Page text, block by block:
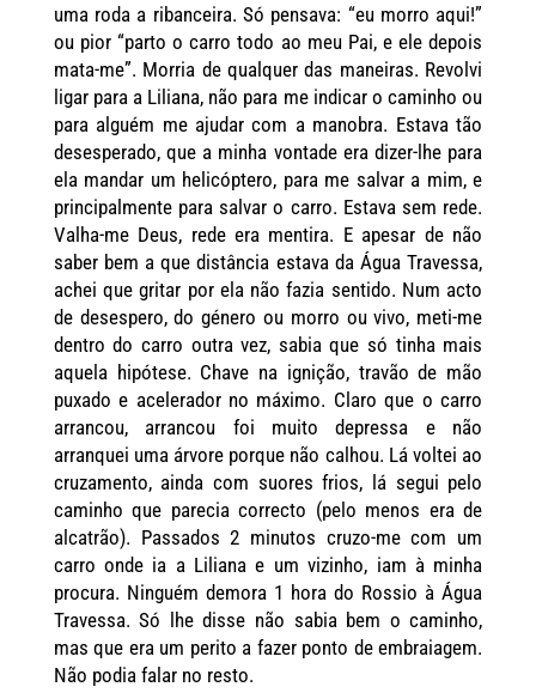
uma roda a ribanceira. Só pensava: “eu morro aqui!”
ou pior “parto o carro todo ao meu Pai, e ele depois
mata-me”. Morria de qualquer das maneiras. Revolvi
ligar para a Liliana, não para me indicar o caminho ou
para alguém me ajudar com a manobra. Estava tão
desesperado, que a minha vontade era dizer-lhe para
ela mandar um helicóptero, para me salvar a mim, e
principalmente para salvar o carro. Estava sem rede.
Valha-me Deus, rede era mentira. E apesar de não
saber bem a que distância estava da Água Travessa,
achei que gritar por ela não fazia sentido. Num acto
de desespero, do género ou morro ou vivo, meti-me
dentro do carro outra vez, sabia que só tinha mais
aquela hipótese. Chave na ignição, travão de mão
puxado e acelerador no máximo. Claro que o carro
arrancou, arrancou foi muito depressa e não
arranquei uma árvore porque não calhou. Lá voltei ao
cruzamento, ainda com suores frios, lá segui pelo
caminho que parecia correcto (pelo menos era de
alcatrão). Passados 2 minutos cruzo-me com um
carro onde ia a Liliana e um vizinho, iam à minha
procura. Ninguém demora 1 hora do Rossio à Água
Travessa. Só lhe disse não sabia bem o caminho,
mas que era um perito a fazer ponto de embraiagem.
Não podia falar no resto.